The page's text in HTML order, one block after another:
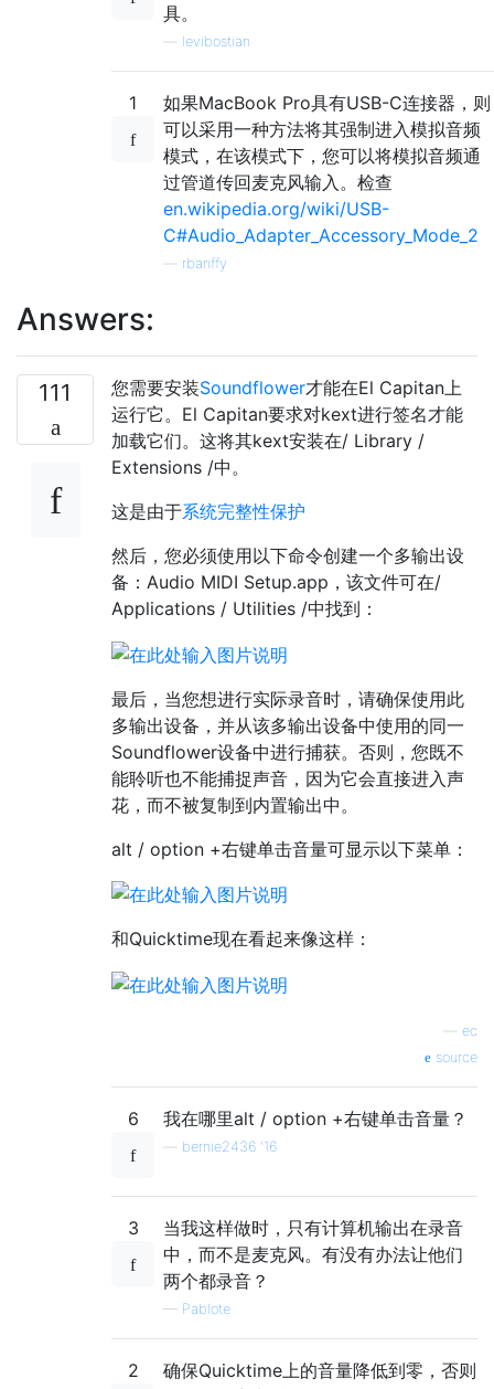
具。
levibostian
1
如果MacBook Pro具有USB-C连接器，则
可以采用一种方法将其强制进入模拟音频
模式，在该模式下，您可以将模拟音频通
过管道传回麦克风输入。检查
en.wikipedia.org/wiki/USB-
C#Audio_Adapter_Accessory_Mode_2
rbanffy
Answers:
111 您需要安装Soundflower才能在El Capitan上
运行它。El Capitan要求对kext进行签名才能
加载它们。这将其kext安装在/ Library /
Extensions /中。
这是由于系统完整性保护
然后，您必须使用以下命令创建一个多输出设
备：Audio MIDI Setup.app，该文件可在/
Applications / Utilities /中找到：
最后，当您想进行实际录音时，请确保使用此
多输出设备，并从该多输出设备中使用的同一
Soundflower设备中进行捕获。否则，您既不
能聆听也不能捕捉声音，因为它会直接进入声
花，而不被复制到内置输出中。
alt / option +右键单击音量可显示以下菜单：
和Quicktime现在看起来像这样：
ec
source
6 我在哪里alt / option +右键单击音量？
bernie2436 '16
3
当我这样做时，只有计算机输出在录音
中，而不是麦克风。有没有办法让他们
两个都录音？
— Pablote
2
确保Quicktime上的音量降低到零，否则